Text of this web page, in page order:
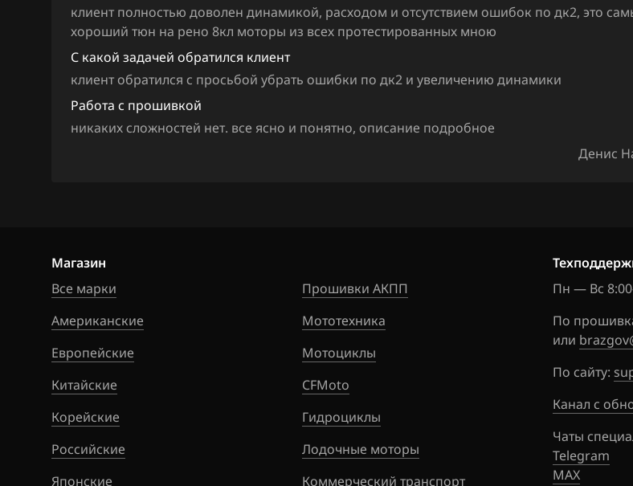
Groz
Haima
Haval
Hawtai
Hummer
Hyundai
Infiniti
Iran Khodro
Isuzu
Iveco
JAC
клиент полностью доволен динамикой, расходом и отсутствием ошибок по дк2, это
хороший тюн на рено 8кл моторы из всех протестированных мною
С какой задачей обратился клиент
клиент обратился с просьбой убрать ошибки по дк2 и увеличению динамики
Работа с прошивкой
никаких сложностей нет. все ясно и понятно, описание подробное
Денис
Магазин
Все марки
Американские
Европейские
Китайские
Корейские
Российские
Японские
Прошивки АКПП
Мототехника
Мотоциклы
CFMoto
Гидроциклы
Лодочные моторы
Коммерческий транспорт
Пн — Вс
По
или
По сайту:
Канал с
Чаты
Telegram
MAX